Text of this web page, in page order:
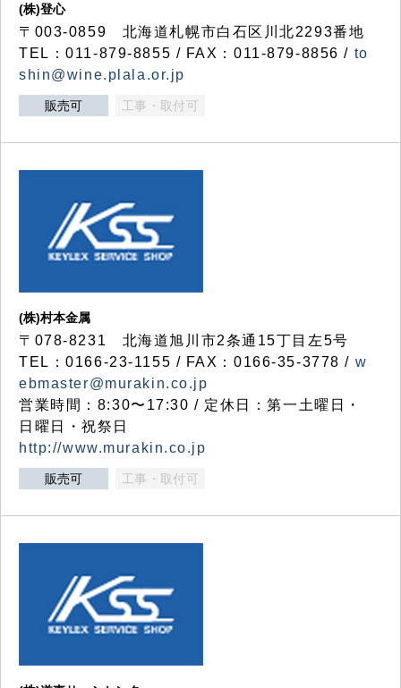
(株)登心
〒003-0859 北海道札幌市白石区川北2293番地
TEL：011-879-8855 / FAX：011-879-8856 / to
shin@wine.plala.or.jp
販売可 工事・取付可
(株)村本金属
〒078-8231 北海道旭川市2条通15丁目左5号
TEL：0166-23-1155 / FAX：0166-35-3778 / w
ebmaster@murakin.co.jp
営業時間：8:30〜17:30 / 定休日：第一土曜日・
日曜日・祝祭日
http://www.murakin.co.jp
販売可 工事・取付可